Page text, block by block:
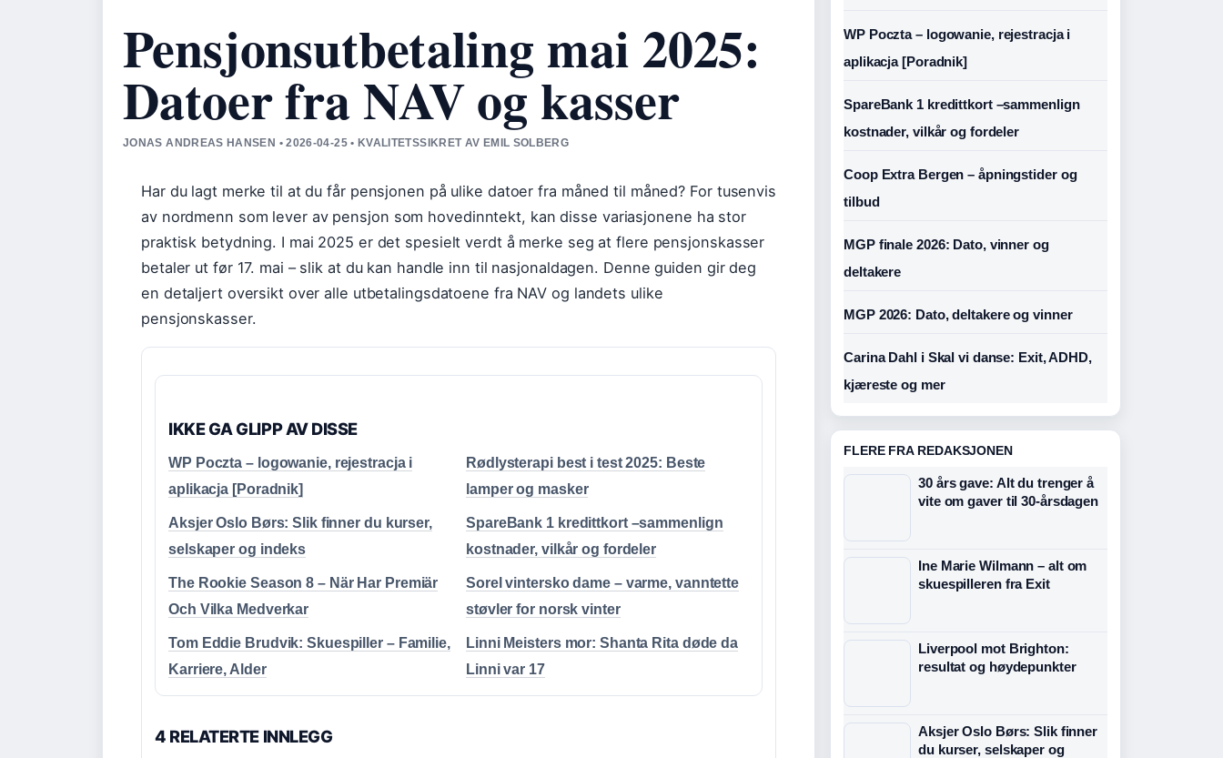
Pensjonsutbetaling mai 2025:
Datoer fra NAV og kasser
JONAS ANDREAS HANSEN • 2026-04-25 • KVALITETSSIKRET AV EMIL SOLBERG
Har du lagt merke til at du får pensjonen på ulike datoer fra måned til måned? For tusenvis
av nordmenn som lever av pensjon som hovedinntekt, kan disse variasjonene ha stor
praktisk betydning. I mai 2025 er det spesielt verdt å merke seg at flere pensjonskasser
betaler ut før 17. mai – slik at du kan handle inn til nasjonaldagen. Denne guiden gir deg
en detaljert oversikt over alle utbetalingsdatoene fra NAV og landets ulike
pensjonskasser.
IKKE GA GLIPP AV DISSE
WP Poczta – logowanie, rejestracja i
aplikacja [Poradnik]
Rødlysterapi best i test 2025: Beste
lamper og masker
Aksjer Oslo Børs: Slik finner du kurser,
selskaper og indeks
SpareBank 1 kredittkort –sammenlign
kostnader, vilkår og fordeler
The Rookie Season 8 – När Har Premiär
Och Vilka Medverkar
Sorel vintersko dame – varme, vanntette
støvler for norsk vinter
Tom Eddie Brudvik: Skuespiller – Familie,
Karriere, Alder
Linni Meisters mor: Shanta Rita døde da
Linni var 17
4 RELATERTE INNLEGG
WP Poczta – logowanie, rejestracja i
aplikacja [Poradnik]
SpareBank 1 kredittkort –sammenlign
kostnader, vilkår og fordeler
Coop Extra Bergen – åpningstider og
tilbud
MGP finale 2026: Dato, vinner og
deltakere
MGP 2026: Dato, deltakere og vinner
Carina Dahl i Skal vi danse: Exit, ADHD,
kjæreste og mer
FLERE FRA REDAKSJONEN
30 års gave: Alt du trenger å
vite om gaver til 30-årsdagen
Ine Marie Wilmann – alt om
skuespilleren fra Exit
Liverpool mot Brighton:
resultat og høydepunkter
Aksjer Oslo Børs: Slik finner
du kurser, selskaper og